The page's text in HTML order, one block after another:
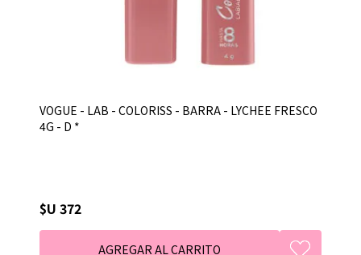
VOGUE - LAB - COLORISS - BARRA - LYCHEE FRESCO
4G - D *
$U 372